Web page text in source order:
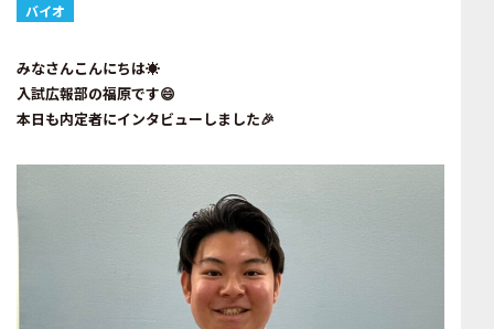
バイオ
みなさんこんにちは☀️
入試広報部の福原です😄
本日も内定者にインタビューしました🎉